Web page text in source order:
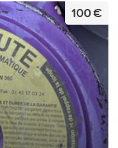
100 €